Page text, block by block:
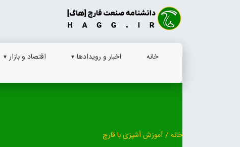
خانه اخبار و رویدادها اقتصاد و بازار
خانه / آموزش آشپزی با قارچ